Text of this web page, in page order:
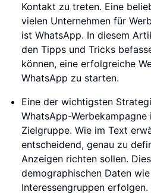
Kontakt zu treten. Eine
vielen Unternehmen für
ist WhatsApp. In diesem
den Tipps und Tricks
können, eine erfolgreiche
WhatsApp zu starten.
Eine der wichtigsten
WhatsApp-
Zielgruppe. Wie im Text
entscheidend, genau zu
Anzeigen richten sollen.
demographischen Daten
Interessengruppen erfolgen.